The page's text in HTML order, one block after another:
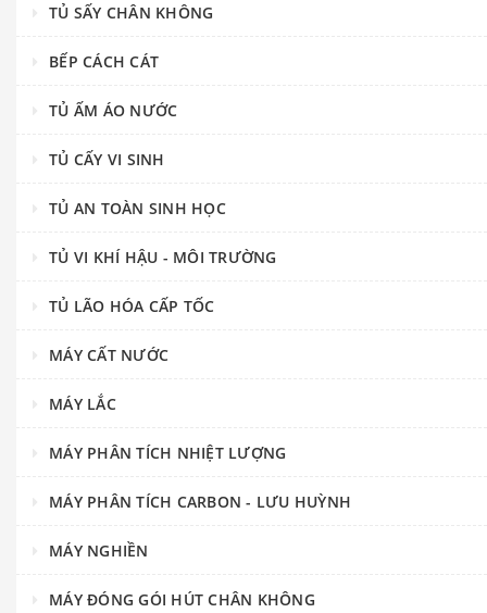
TỦ SẤY CHÂN KHÔNG
BẾP CÁCH CÁT
TỦ ẤM ÁO NƯỚC
TỦ CẤY VI SINH
TỦ AN TOÀN SINH HỌC
TỦ VI KHÍ HẬU - MÔI TRƯỜNG
TỦ LÃO HÓA CẤP TỐC
MÁY CẤT NƯỚC
MÁY LẮC
MÁY PHÂN TÍCH NHIỆT LƯỢNG
MÁY PHÂN TÍCH CARBON - LƯU HUỲNH
MÁY NGHIỀN
MÁY ĐÓNG GÓI HÚT CHÂN KHÔNG